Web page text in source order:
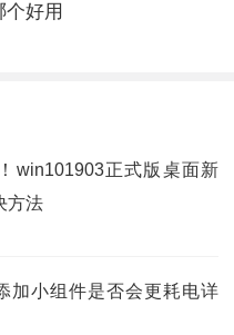
好用
win101903正式版桌面新
方法
加小组件是否会更耗电详